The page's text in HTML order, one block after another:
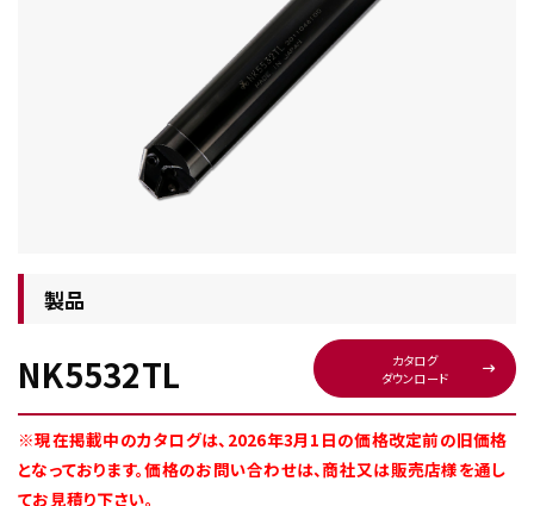
工具・部品一覧
製品
NK5532TL
カタログ
ダウンロード
※現在掲載中のカタログは、2026年3月1日の価格改定前の旧価格
となっております。価格のお問い合わせは、商社又は販売店様を通し
てお見積り下さい。